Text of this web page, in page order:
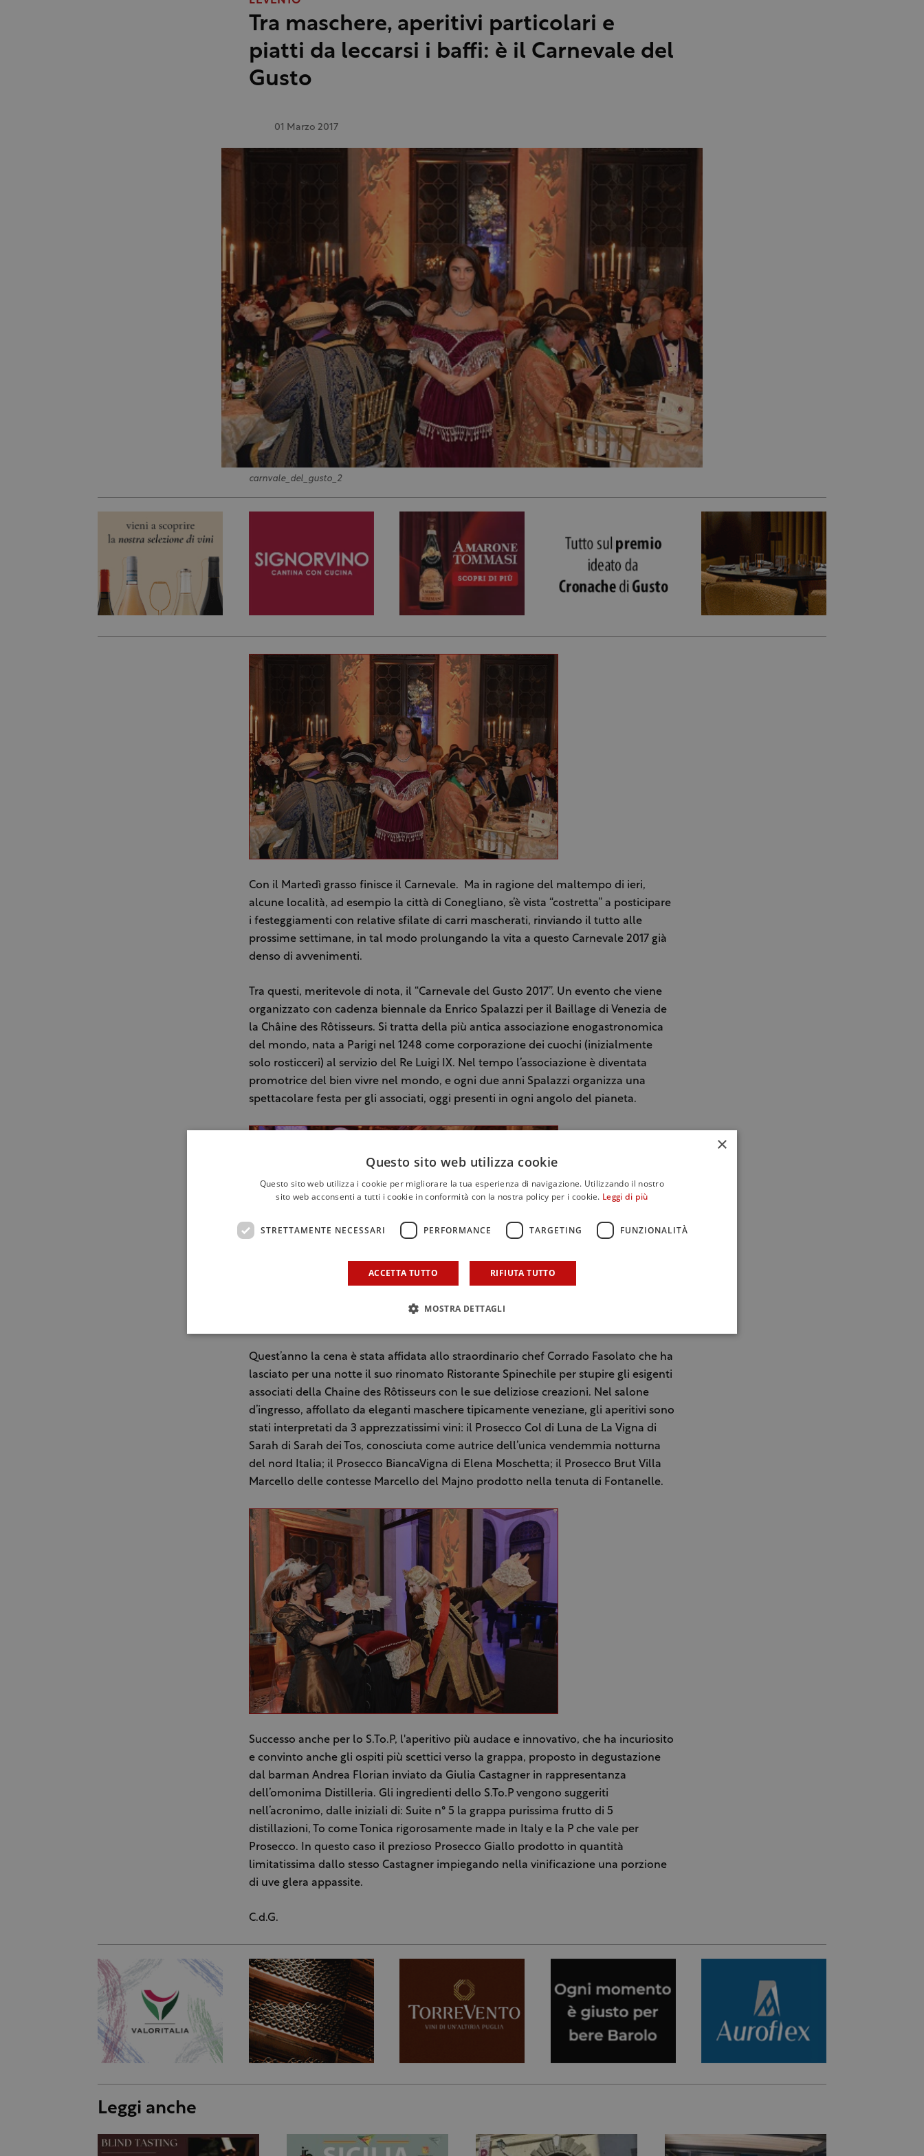
Tra maschere, aperitivi particolari e
piatti da leccarsi i baffi: è il Carnevale del
Gusto
01 Marzo 2017
carnvale_del_gusto_2
Con il Martedì grasso finisce il Carnevale. Ma in ragione del maltempo di ieri,
alcune località, ad esempio la città di Conegliano, s’è vista “costretta” a posticipare
i festeggiamenti con relative sfilate di carri mascherati, rinviando il tutto alle
prossime settimane, in tal modo prolungando la vita a questo Carnevale 2017 già
denso di avvenimenti.
Tra questi, meritevole di nota, il “Carnevale del Gusto 2017”. Un evento che viene
organizzato con cadenza biennale da Enrico Spalazzi per il Baillage di Venezia de
la Châine des Rôtisseurs. Si tratta della più antica associazione enogastronomica
del mondo, nata a Parigi nel 1248 come corporazione dei cuochi (inizialmente
solo rosticceri) al servizio del Re Luigi IX. Nel tempo l’associazione è diventata
promotrice del bien vivre nel mondo, e ogni due anni Spalazzi organizza una
spettacolare festa per gli associati, oggi presenti in ogni angolo del pianeta.
Quest’anno la cena è stata affidata allo straordinario chef Corrado Fasolato che ha
lasciato per una notte il suo rinomato Ristorante Spinechile per stupire gli esigenti
associati della Chaine des Rôtisseurs con le sue deliziose creazioni. Nel salone
d’ingresso, affollato da eleganti maschere tipicamente veneziane, gli aperitivi sono
stati interpretati da 3 apprezzatissimi vini: il Prosecco Col di Luna de La Vigna di
Sarah di Sarah dei Tos, conosciuta come autrice dell’unica vendemmia notturna
del nord Italia; il Prosecco BiancaVigna di Elena Moschetta; il Prosecco Brut Villa
Marcello delle contesse Marcello del Majno prodotto nella tenuta di Fontanelle.
Successo anche per lo S.To.P, l'aperitivo più audace e innovativo, che ha incuriosito
e convinto anche gli ospiti più scettici verso la grappa, proposto in degustazione
dal barman Andrea Florian inviato da Giulia Castagner in rappresentanza
dell’omonima Distilleria. Gli ingredienti dello S.To.P vengono suggeriti
nell’acronimo, dalle iniziali di: Suite n° 5 la grappa purissima frutto di 5
distillazioni, To come Tonica rigorosamente made in Italy e la P che vale per
Prosecco. In questo caso il prezioso Prosecco Giallo prodotto in quantità
limitatissima dallo stesso Castagner impiegando nella vinificazione una porzione
di uve glera appassite.
C.d.G.
Leggi anche
×
Questo sito web utilizza cookie
Questo sito web utilizza i cookie per migliorare la tua esperienza di navigazione. Utilizzando il nostro
sito web acconsenti a tutti i cookie in conformità con la nostra policy per i cookie. Leggi di più
STRETTAMENTE NECESSARI PERFORMANCE TARGETING FUNZIONALITÀ
ACCETTA TUTTO RIFIUTA TUTTO
MOSTRA DETTAGLI